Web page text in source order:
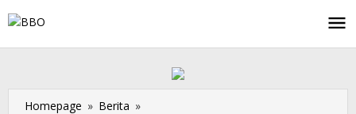
ke
Homepage » Berita »